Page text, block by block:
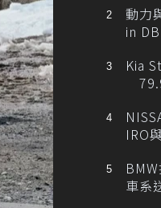
動力
in
Kia
IRO
車系